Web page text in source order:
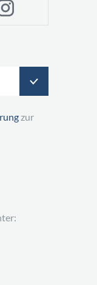
zur